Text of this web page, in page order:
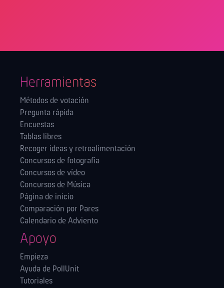
Herramientas
Métodos de votación
Pregunta rápida
Encuestas
Tablas libres
Recoger ideas y retroalimentación
Concursos de fotografía
Concursos de vídeo
Concursos de Música
Página de inicio
Comparación por Pares
Calendario de Adviento
Apoyo
Empieza
Ayuda de PollUnit
Tutoriales